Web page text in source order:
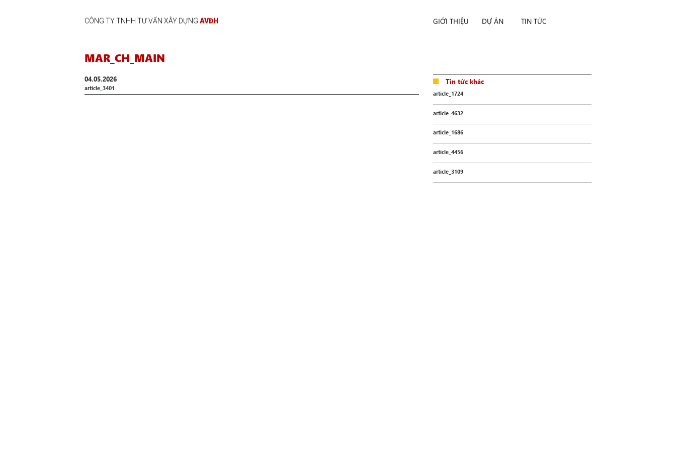
CÔNG TY TNHH TƯ VẤN XÂY DỰNG AVĐH GIỚI THIỆU DỰ ÁN TIN TỨC
MAR_CH_MAIN
04.05.2026
article_3401
Tin tức khác
article_1724
article_4632
article_1686
article_4456
article_3109